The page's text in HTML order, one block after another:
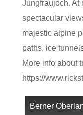
Jungfraujoch. At
spectacular
majestic alpine
paths, ice
More info about
https://
Berner